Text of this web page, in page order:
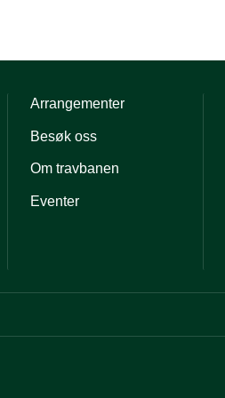
Arrangementer
Besøk oss
Om travbanen
Eventer